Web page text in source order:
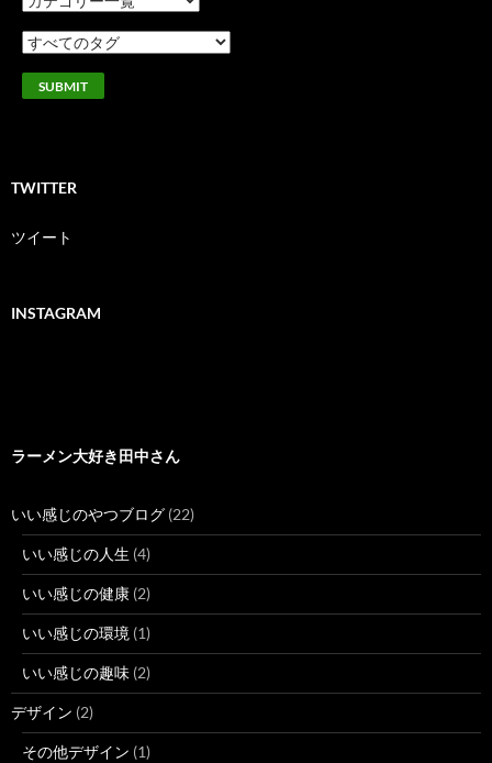
TWITTER
ツイート
INSTAGRAM
ラーメン大好き田中さん
いい感じのやつブログ (22)
いい感じの人生 (4)
いい感じの健康 (2)
いい感じの環境 (1)
いい感じの趣味 (2)
デザイン (2)
その他デザイン (1)